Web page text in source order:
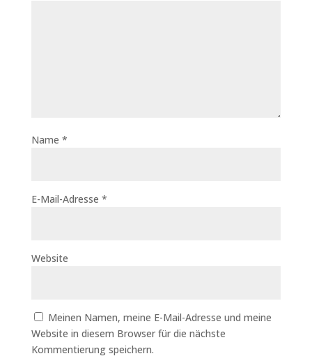
Name *
E-Mail-Adresse *
Website
Meinen Namen, meine E-Mail-Adresse und meine
Website in diesem Browser für die nächste
Kommentierung speichern.